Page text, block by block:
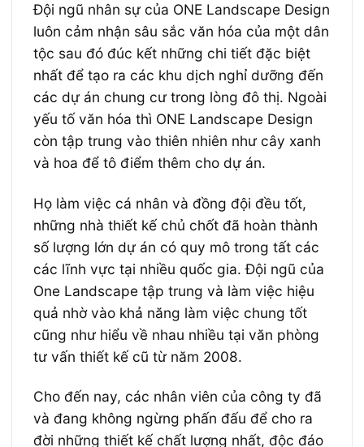
Đội ngũ nhân sự của ONE Landscape Design
luôn cảm nhận sâu sắc văn hóa của một dân
tộc sau đó đúc kết những chi tiết đặc biệt
nhất để tạo ra các khu dịch nghỉ dưỡng đến
các dự án chung cư trong lòng đô thị. Ngoài
yếu tố văn hóa thì ONE Landscape Design
còn tập trung vào thiên nhiên như cây xanh
và hoa để tô điểm thêm cho dự án.
Họ làm việc cá nhân và đồng đội đều tốt,
những nhà thiết kế chủ chốt đã hoàn thành
số lượng lớn dự án có quy mô trong tất các
các lĩnh vực tại nhiều quốc gia. Đội ngũ của
One Landscape tập trung và làm việc hiệu
quả nhờ vào khả năng làm việc chung tốt
cũng như hiểu về nhau nhiều tại văn phòng
tư vấn thiết kế cũ từ năm 2008.
Cho đến nay, các nhân viên của công ty đã
và đang không ngừng phấn đấu để cho ra
đời những thiết kế chất lượng nhất, độc đáo